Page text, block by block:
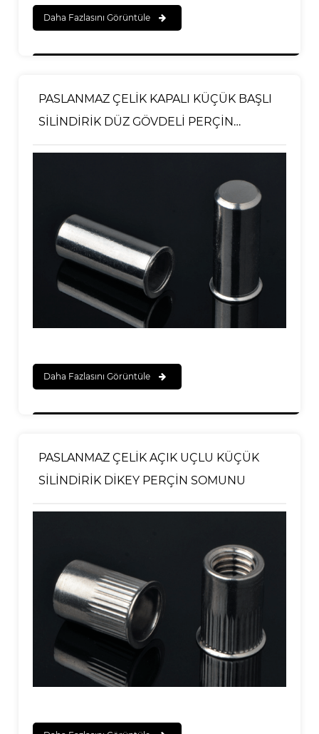
Daha Fazlasını Görüntüle
PASLANMAZ ÇELİK KAPALI KÜÇÜK BAŞLI
SİLİNDİRİK DÜZ GÖVDELİ PERÇİN
Daha Fazlasını Görüntüle
PASLANMAZ ÇELİK AÇIK UÇLU KÜÇÜK
SİLİNDİRİK DİKEY PERÇİN SOMUNU